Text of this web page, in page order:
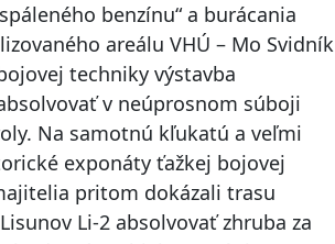
benzínu“ a burácania
areálu VHÚ – Mo Svidník
techniky výstavba
v neúprosnom súboji
Na samotnú kľukatú a veľmi
exponáty ťažkej bojovej
pritom dokázali trasu
Li-2 absolvovať zhruba za